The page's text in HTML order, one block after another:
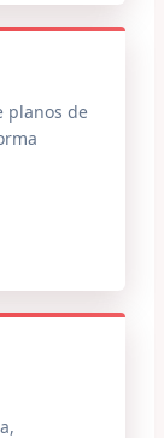
planos de